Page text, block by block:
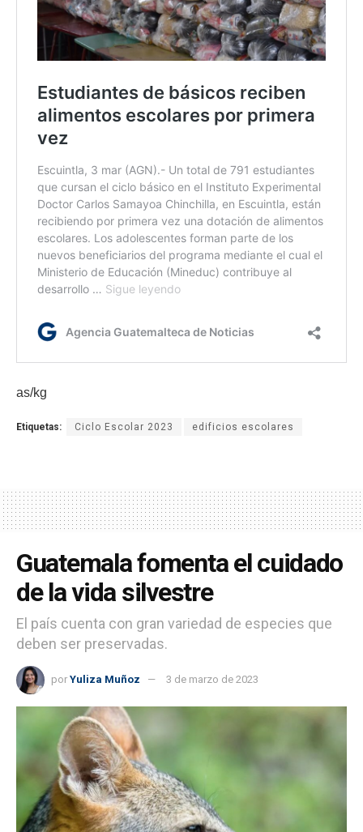
as/kg
Etiquetas: Ciclo Escolar 2023 edificios escolares
Guatemala fomenta el cuidado
de la vida silvestre
El país cuenta con gran variedad de especies que
deben ser preservadas.
por Yuliza Muñoz 3 de marzo de 2023